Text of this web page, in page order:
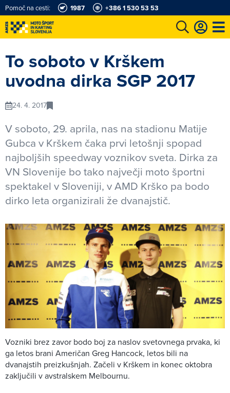
Pomoč na cesti: 1987 +386 1 530 53 53
To soboto v Krškem
uvodna dirka SGP 2017
24. 4. 2017
V soboto, 29. aprila, nas na stadionu Matije
Gubca v Krškem čaka prvi letošnji spopad
najboljših speedway voznikov sveta. Dirka za
VN Slovenije bo tako največji moto športni
spektakel v Sloveniji, v AMD Krško pa bodo
dirko leta organizirali že dvanajstič.
Vozniki brez zavor bodo boj za naslov svetovnega prvaka, ki
ga letos brani Američan Greg Hancock, letos bili na
dvanajstih preizkušnjah. Začeli v Krškem in konec oktobra
zaključili v avstralskem Melbournu.